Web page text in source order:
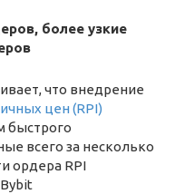
более узкие
что внедрение
цен (RPI)
быстрого
всего за несколько
ордера RPI